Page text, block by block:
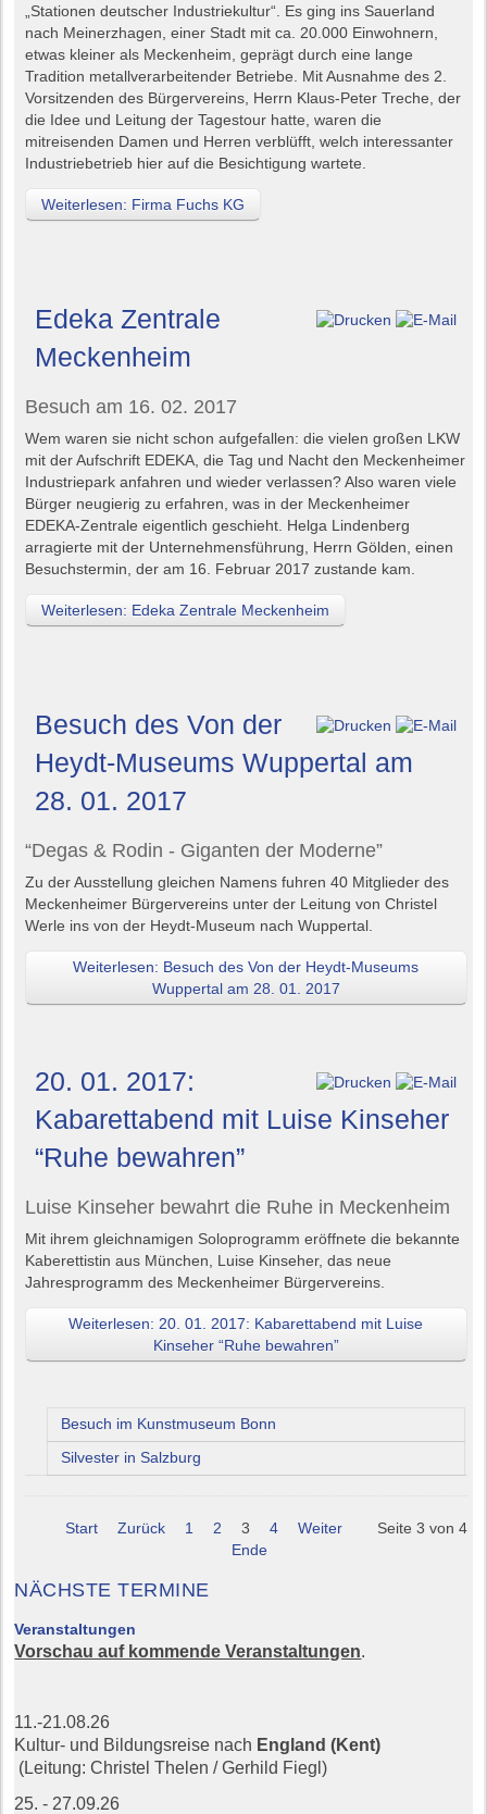
„Stationen deutscher Industriekultur“. Es ging ins Sauerland
nach Meinerzhagen, einer Stadt mit ca. 20.000 Einwohnern,
etwas kleiner als Meckenheim, geprägt durch eine lange
Tradition metallverarbeitender Betriebe. Mit Ausnahme des 2.
Vorsitzenden des Bürgervereins, Herrn Klaus-Peter Treche, der
die Idee und Leitung der Tagestour hatte, waren die
mitreisenden Damen und Herren verblüfft, welch interessanter
Industriebetrieb hier auf die Besichtigung wartete.
Weiterlesen: Firma Fuchs KG
Edeka Zentrale
Meckenheim
Besuch am 16. 02. 2017
Wem waren sie nicht schon aufgefallen: die vielen großen LKW
mit der Aufschrift EDEKA, die Tag und Nacht den Meckenheimer
Industriepark anfahren und wieder verlassen? Also waren viele
Bürger neugierig zu erfahren, was in der Meckenheimer
EDEKA-Zentrale eigentlich geschieht. Helga Lindenberg
arragierte mit der Unternehmensführung, Herrn Gölden, einen
Besuchstermin, der am 16. Februar 2017 zustande kam.
Weiterlesen: Edeka Zentrale Meckenheim
Besuch des Von der
Heydt-Museums Wuppertal am
28. 01. 2017
“Degas & Rodin - Giganten der Moderne”
Zu der Ausstellung gleichen Namens fuhren 40 Mitglieder des
Meckenheimer Bürgervereins unter der Leitung von Christel
Werle ins von der Heydt-Museum nach Wuppertal.
Weiterlesen: Besuch des Von der Heydt-Museums
Wuppertal am 28. 01. 2017
20. 01. 2017:
Kabarettabend mit Luise Kinseher
“Ruhe bewahren”
Luise Kinseher bewahrt die Ruhe in Meckenheim
Mit ihrem gleichnamigen Soloprogramm eröffnete die bekannte
Kaberettistin aus München, Luise Kinseher, das neue
Jahresprogramm des Meckenheimer Bürgervereins.
Weiterlesen: 20. 01. 2017: Kabarettabend mit Luise
Kinseher “Ruhe bewahren”
Besuch im Kunstmuseum Bonn
Silvester in Salzburg
Seite 3 von 4
Start Zurück 1 2 3 4
Weiter
Ende
NÄCHSTE TERMINE
Veranstaltungen
Vorschau auf kommende Veranstaltungen.
11.-21.08.26
Kultur- und Bildungsreise nach England (Kent)
(Leitung: Christel Thelen / Gerhild Fiegl)
25. - 27.09.26